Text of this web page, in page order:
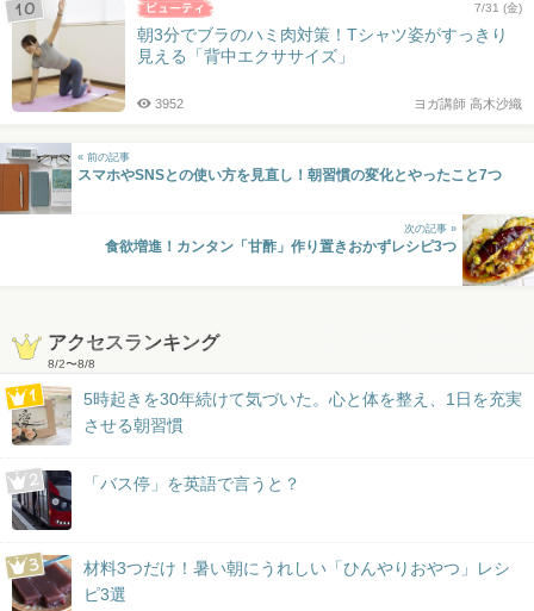
7/31 (金)
朝3分でブラのハミ肉対策！Tシャツ姿がすっきり
見える「背中エクササイズ」
ヨガ講師 高木沙織
3952
« 前の記事
スマホやSNSとの使い方を見直し！朝習慣の変化とやったこと7つ
次の記事 »
食欲増進！カンタン「甘酢」作り置きおかずレシピ3つ
アクセスランキング
8/2〜8/8
5時起きを30年続けて気づいた。心と体を整え、1日を充実
させる朝習慣
「バス停」を英語で言うと？
材料3つだけ！暑い朝にうれしい「ひんやりおやつ」レシ
ピ3選